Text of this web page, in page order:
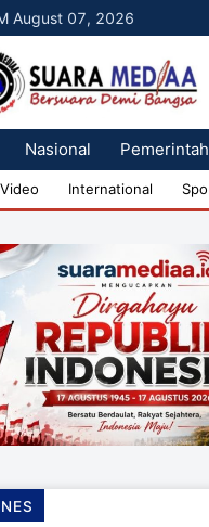
August 07, 2026
Nasional
Video International